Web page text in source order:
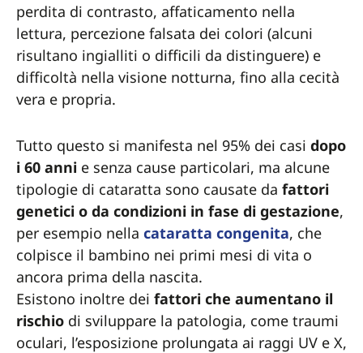
perdita di contrasto, affaticamento nella
lettura, percezione falsata dei colori (alcuni
risultano ingialliti o difficili da distinguere) e
difficoltà nella visione notturna, fino alla cecità
vera e propria.
Tutto questo si manifesta nel 95% dei casi dopo
i 60 anni e senza cause particolari, ma alcune
tipologie di cataratta sono causate da fattori
genetici o da condizioni in fase di gestazione,
per esempio nella cataratta congenita, che
colpisce il bambino nei primi mesi di vita o
ancora prima della nascita.
Esistono inoltre dei fattori che aumentano il
rischio di sviluppare la patologia, come traumi
oculari, l’esposizione prolungata ai raggi UV e X,